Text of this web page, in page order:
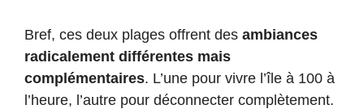
Bref, ces deux plages offrent des ambiances
radicalement différentes mais
complémentaires. L’une pour vivre l’île à 100 à
l’heure, l’autre pour déconnecter complètement.